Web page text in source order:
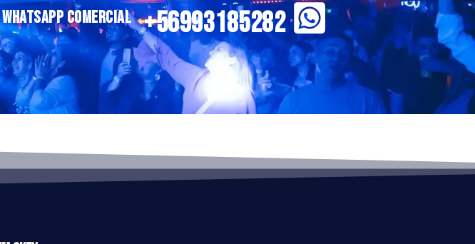
WHATSAPP COMERCIAL +56993185282